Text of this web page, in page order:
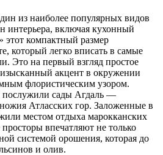
из наиболее популярных видов
интерьера, включая кухонный
этот компактный размер
который легко вписать в самые
Это на первый взгляд простое
акцент в окружении
флористическим узором.
послужили сады Агдаль —
Атласских гор. Заложенные в
местом отдыха марокканских
впечатляют не только
системой орошения, которая до
и олив.